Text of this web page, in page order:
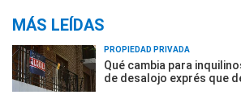
MÁS LEÍDAS
PROPIEDAD PRIVADA
Qué cambia para
de desalojo exprés que